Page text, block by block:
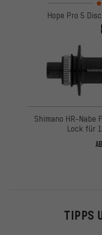
Hope Pro 5
Shimano HR-Nabe
Lock für
AB
TIPPS